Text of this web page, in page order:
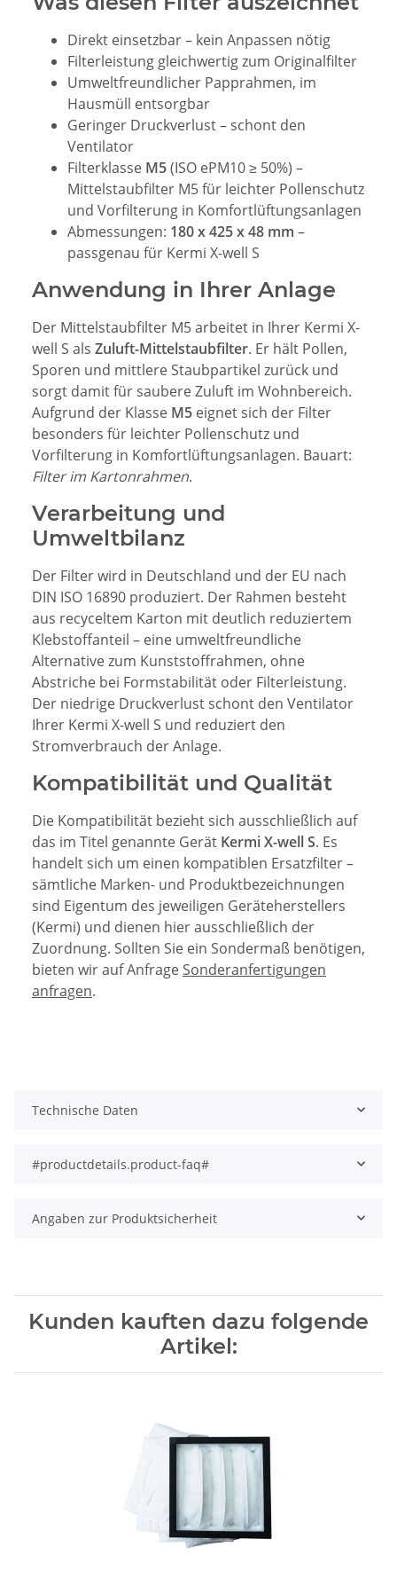
Direkt einsetzbar – kein Anpassen nötig
Filterleistung gleichwertig zum Originalfilter
Umweltfreundlicher Papprahmen, im
Hausmüll entsorgbar
Geringer Druckverlust – schont den
Ventilator
Filterklasse M5(ISO ePM10 ≥ 50%) –
Mittelstaubfilter M5 für leichter Pollenschutz
und Vorfilterung in Komfortlüftungsanlagen
Abmessungen: 180 x 425 x 48 mm –
passgenau für Kermi X-well S
Anwendung in Ihrer Anlage
Der Mittelstaubfilter M5 arbeitet in Ihrer Kermi X-
well S als Zuluft-Mittelstaubfilter. Er hält Pollen,
Sporen und mittlere Staubpartikel zurück und
sorgt damit für saubere Zuluft im Wohnbereich.
Aufgrund der Klasse M5 eignet sich der Filter
besonders für leichter Pollenschutz und
Vorfilterung in Komfortlüftungsanlagen. Bauart:
Filter im Kartonrahmen.
Verarbeitung und
Umweltbilanz
Der Filter wird in Deutschland und der EU nach
DIN ISO 16890 produziert. Der Rahmen besteht
aus recyceltem Karton mit deutlich reduziertem
Klebstoffanteil – eine umweltfreundliche
Alternative zum Kunststoffrahmen, ohne
Abstriche bei Formstabilität oder Filterleistung.
Der niedrige Druckverlust schont den Ventilator
Ihrer Kermi X-well S und reduziert den
Stromverbrauch der Anlage.
Kompatibilität und Qualität
Die Kompatibilität bezieht sich ausschließlich auf
das im Titel genannte Gerät Kermi X-well S. Es
handelt sich um einen kompatiblen Ersatzfilter –
sämtliche Marken- und Produktbezeichnungen
sind Eigentum des jeweiligen Geräteherstellers
(Kermi) und dienen hier ausschließlich der
Zuordnung. Sollten Sie ein Sondermaß benötigen,
bieten wir auf Anfrage Sonderanfertigungen
anfragen.
Technische Daten
#productdetails.product-faq#
Angaben zur Produktsicherheit
Kunden kauften dazu folgende
Artikel: